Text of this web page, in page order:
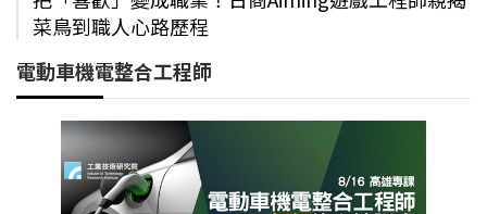
菜鳥到職人心路歷程
電動車機電整合工程師